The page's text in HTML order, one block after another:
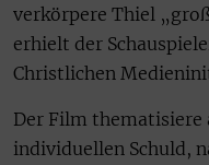
verkörpere Thiel
erhielt der
Christlichen
Der Film thematisiere
individuellen Schuld,